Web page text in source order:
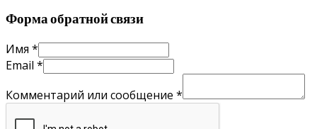
Форма обратной связи
Имя *
Email *
Комментарий или сообщение *